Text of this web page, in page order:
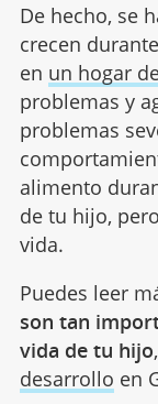
De hecho, se
crecen
en un hogar
problemas y
problemas
alimento
de tu hijo,
vida.
Puedes leer
son tan
vida de tu hijo
desarrollo en